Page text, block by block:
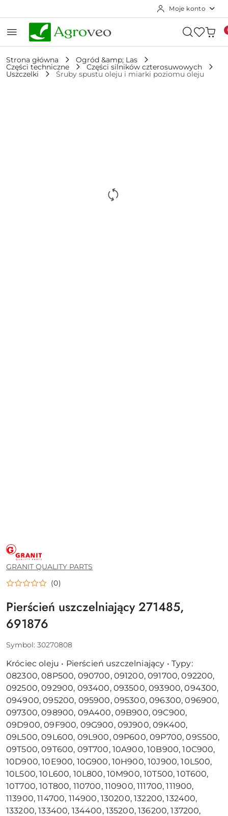
Moje konto
Strona główna Ogród &amp; Las
Części techniczne Części silników czterosuwowych
Uszczelki Śruby spustu oleju i miarki poziomu oleju
GRANIT
QUALITY
PARTS
GRANIT QUALITY PARTS
(0)
Pierścień uszczelniający 271485,
691876
Symbol: 30270808
Króciec oleju • Pierścień uszczelniający • Typy:
082300, 08P500, 090700, 091200, 091700, 092200,
092500, 092900, 093400, 093500, 093900, 094300,
094900, 095200, 095900, 095300, 096300, 096900,
097300, 098900, 09A400, 09B900, 09C900,
09D900, 09F900, 09G900, 09J900, 09K400,
09L500, 09L600, 09L900, 09P600, 09P700, 09S500,
09T500, 09T600, 09T700, 10A900, 10B900, 10C900,
10D900, 10E900, 10G900, 10H900, 10J900, 10L500,
10L500, 10L600, 10L800, 10M900, 10T500, 10T600,
10T700, 10T800, 110700, 110900, 111700, 111900,
113900, 114700, 114900, 130200, 132200, 132400,
133200, 133400, 134400, 135200, 136200, 137200,